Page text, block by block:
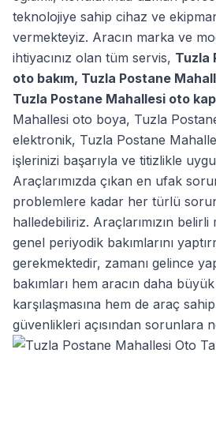
teknolojiye sahip cihaz ve
vermekteyiz. Aracın marka ve
ihtiyacınız olan tüm servis, Tuzla
oto bakım, Tuzla Postane
Tuzla Postane Mahallesi oto
Mahallesi oto boya, Tuzla
elektronik, Tuzla Postane
işlerinizi başarıyla ve titizlikle
Araçlarımızda çıkan en ufak
problemlere kadar her türlü
halledebiliriz. Araçlarımızın
genel periyodik bakımlarını
gerekmektedir, zamanı gelince
bakımları hem aracın daha
karşılaşmasına hem de araç
güvenlikleri açısından sorunlara